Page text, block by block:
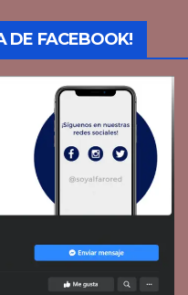
DE FACEBOOK!